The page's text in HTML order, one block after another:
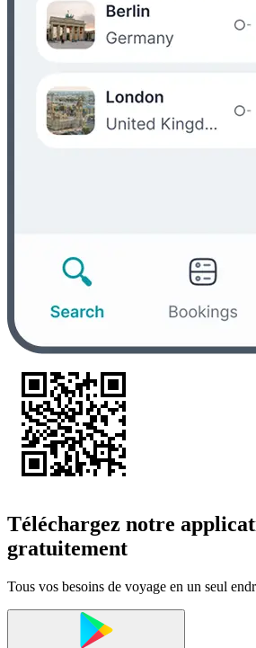
Téléchargez notre
gratuitement
Tous vos besoins de voyage en un seul